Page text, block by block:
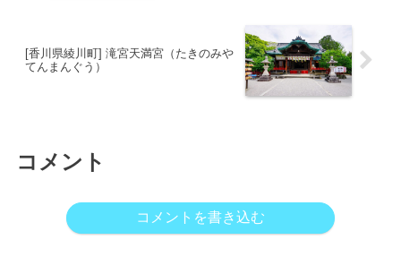
[香川県綾川町] 滝宮天満宮（たきのみや
てんまんぐう）
コメント
コメントを書き込む